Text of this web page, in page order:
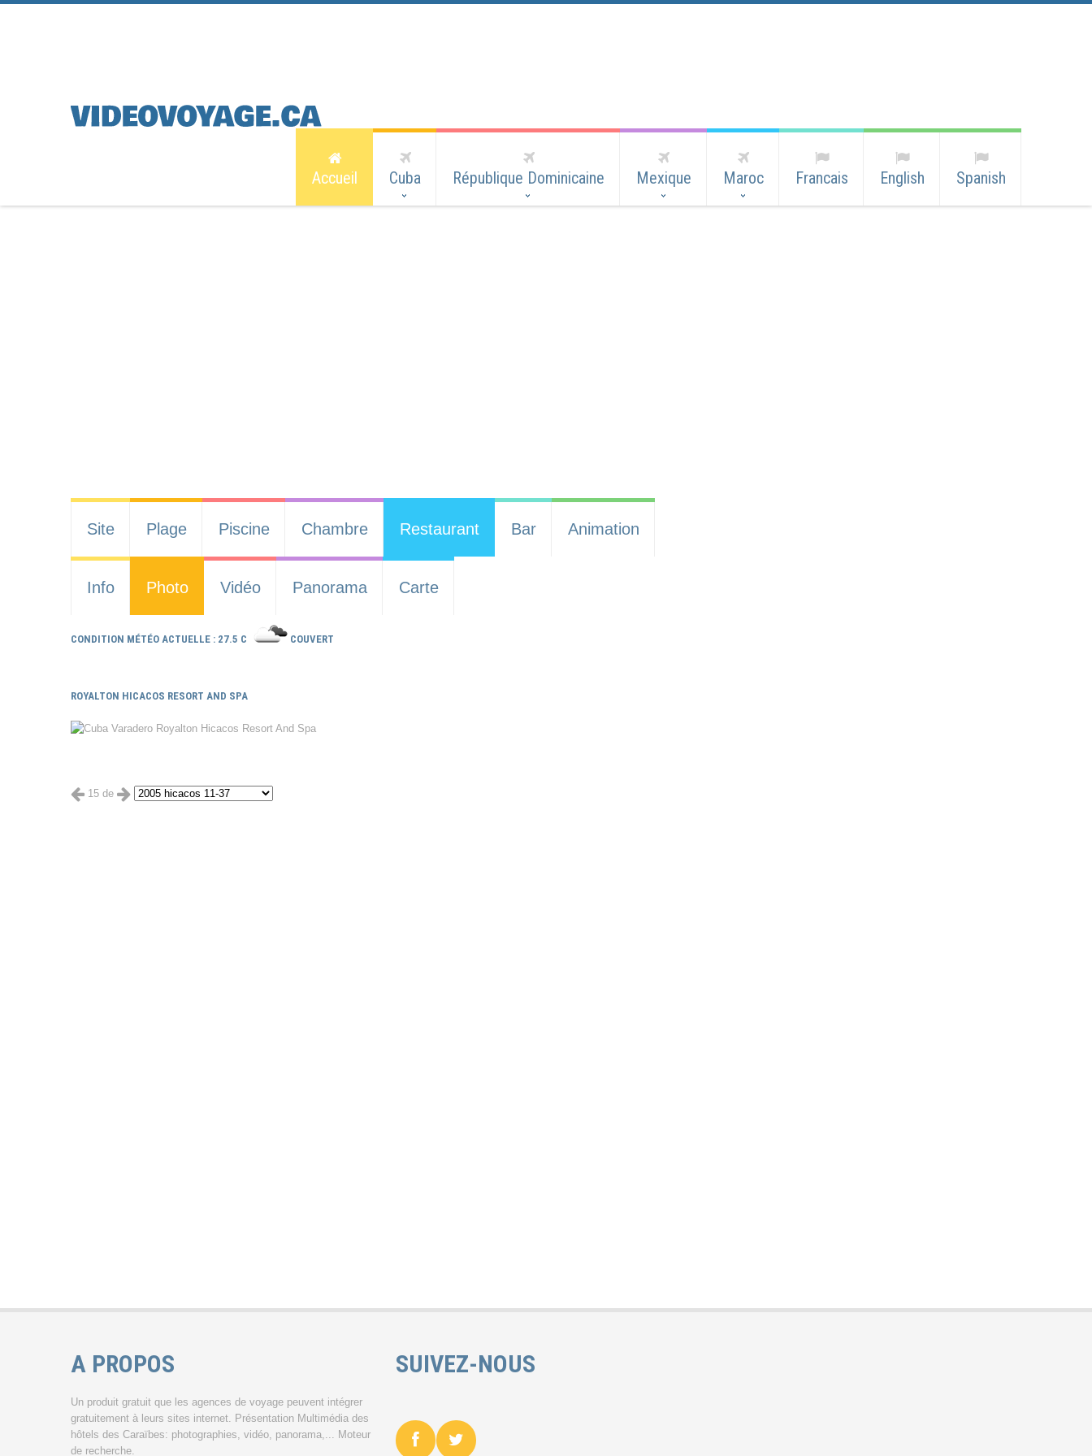
Accueil Cuba République Dominicaine Mexique Maroc Francais English Spanish
Site Plage Piscine Chambre Restaurant Bar Animation
Info Photo Vidéo Panorama Carte
CONDITION MÉTÉO ACTUELLE : 27.5 C COUVERT
ROYALTON HICACOS RESORT AND SPA
15 de
A PROPOS
Un produit gratuit que les agences de voyage peuvent intégrer
gratuitement à leurs sites internet. Présentation Multimédia des
hôtels des Caraïbes: photographies, vidéo, panorama,... Moteur
de recherche.
SUIVEZ-NOUS